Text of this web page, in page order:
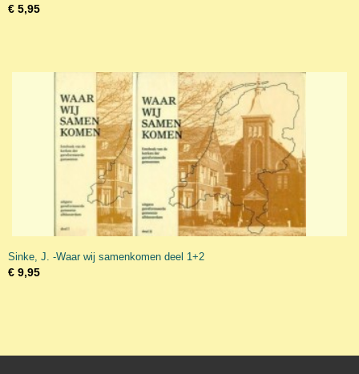
€ 5,95
Sinke, J. -Waar wij samenkomen deel 1+2
€ 9,95